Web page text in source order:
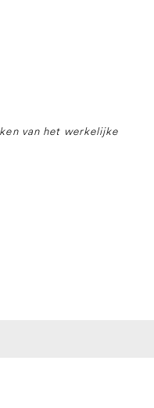
van het werkelijke